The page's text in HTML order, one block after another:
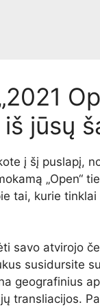
jūsų
į šį puslapį,
„Open“
tai, kurie
savo atvirojo
susidursite
geografinius
transliacijos.